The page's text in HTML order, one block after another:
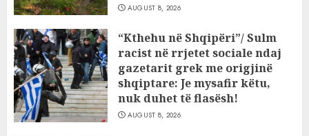
AUGUST 8, 2026
“Kthehu në Shqipëri”/ Sulm
racist në rrjetet sociale ndaj
gazetarit grek me origjinë
shqiptare: Je mysafir këtu,
nuk duhet të flasësh!
AUGUST 8, 2026